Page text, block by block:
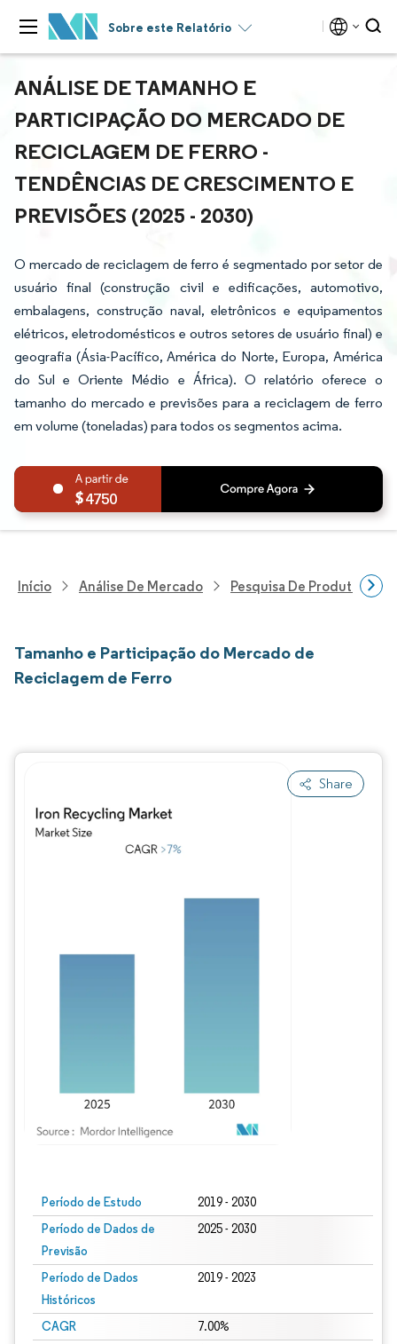
Sobre este Relatório
ANÁLISE DE TAMANHO E
PARTICIPAÇÃO DO MERCADO DE
RECICLAGEM DE FERRO -
TENDÊNCIAS DE CRESCIMENTO E
PREVISÕES (2025 - 2030)
O mercado de reciclagem de ferro é segmentado por setor de
usuário final (construção civil e edificações, automotivo,
embalagens, construção naval, eletrônicos e equipamentos
elétricos, eletrodomésticos e outros setores de usuário final) e
geografia (Ásia-Pacífico, América do Norte, Europa, América
do Sul e Oriente Médio e África). O relatório oferece o
tamanho do mercado e previsões para a reciclagem de ferro
em volume (toneladas) para todos os segmentos acima.
4750
Início Análise De Mercado Pesquisa De Produtos
Tamanho e Participação do Mercado de
Reciclagem de Ferro
Share
Período de Estudo 2019 - 2030
Período de Dados de
Previsão
2025 - 2030
Período de Dados
Históricos
2019 - 2023
CAGR 7.00%